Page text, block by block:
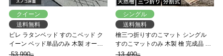
クイーン
送料無料
ビレ ラタンベッド すのこベッド ク
イーン ベッド単品のみ 木製 オーク
材 【大型家具配送】
53,990円
シングル
送料無料
檜三つ折りすのこマット シングル
すのこマットのみ 木製 檜 完成品 軽
量 二分割可能 布団が干せる コンパ
13,490円